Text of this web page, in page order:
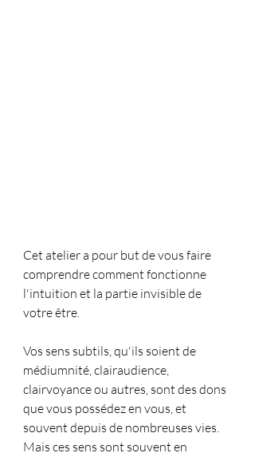
Cet atelier a pour but de vous faire
comprendre comment fonctionne
l'intuition et la partie invisible de
votre être.
Vos sens subtils, qu'ils soient de
médiumnité, clairaudience,
clairvoyance ou autres, sont des dons
que vous possédez en vous, et
souvent depuis de nombreuses vies.
Mais ces sens sont souvent en